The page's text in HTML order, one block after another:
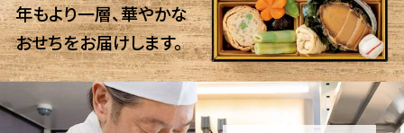
年もより一層、華やかな
おせちをお届けします。